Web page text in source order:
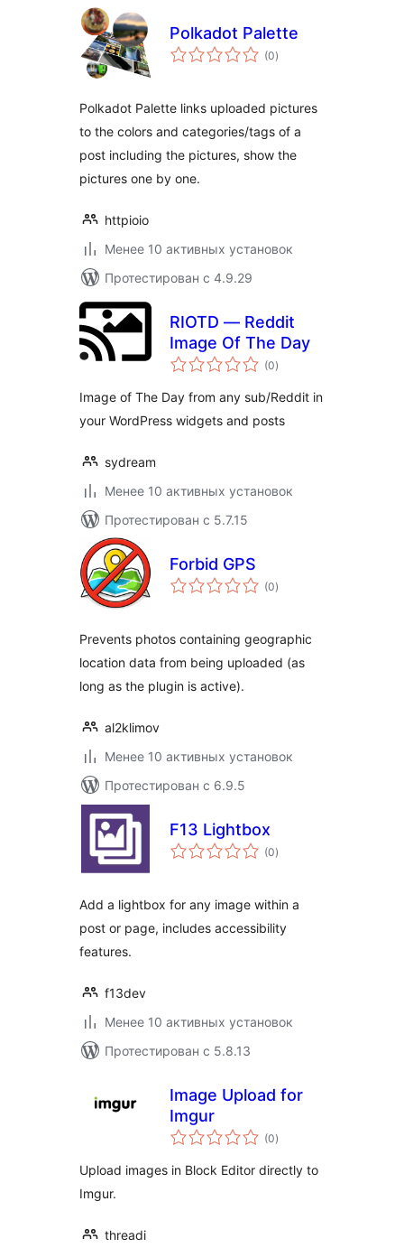
Polkadot Palette
(0общий
рейтинг
)
Polkadot Palette links uploaded pictures
to the colors and categories/tags of a
post including the pictures, show the
pictures one by one.
httpioio
Менее 10 активных установок
Протестирован с 4.9.29
RIOTD — Reddit
Image Of The Day
(0общий
рейтинг
)
Image of The Day from any sub/Reddit in
your WordPress widgets and posts
sydream
Менее 10 активных установок
Протестирован с 5.7.15
Forbid GPS
(0общий
рейтинг
)
Prevents photos containing geographic
location data from being uploaded (as
long as the plugin is active).
al2klimov
Менее 10 активных установок
Протестирован с 6.9.5
F13 Lightbox
(0общий
рейтинг
)
Add a lightbox for any image within a
post or page, includes accessibility
features.
f13dev
Менее 10 активных установок
Протестирован с 5.8.13
Image Upload for
Imgur
(0общий
рейтинг
)
Upload images in Block Editor directly to
Imgur.
threadi